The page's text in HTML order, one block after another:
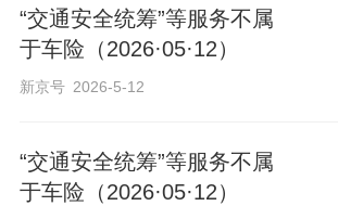
“交通安全统筹”等服务不属
于车险（2026·05·12）
新京号 2026-5-12
“交通安全统筹”等服务不属
于车险（2026·05·12）